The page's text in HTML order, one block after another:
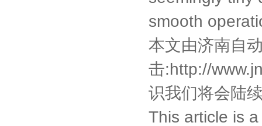
smooth
本文由济南自
击:http://
识我们将会陆
This article is